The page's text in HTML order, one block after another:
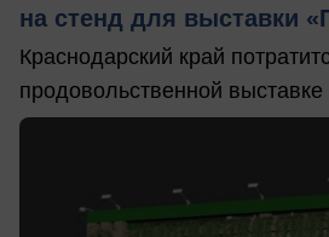
на стенд для выставки
Краснодарский край
продовольственной выставке